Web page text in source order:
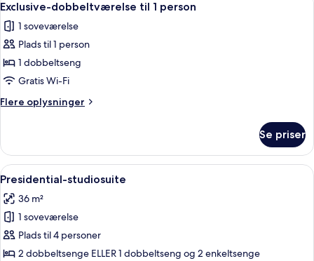
alle
billeder
af
Exclusive-
dobbeltværelse
til
1
6
Exclusive-dobbeltværelse til 1 person
1 soveværelse
Plads til 1 person
1 dobbeltseng
Gratis Wi-Fi
Flere oplysninger
Flere
dobbeltværelse
til
1
Se priser
Indlæs
alle
billeder
af
Presidential-
studiosuite
Et moderne soveværelse med en
6
Presidential-studiosuite
36 m²
1 soveværelse
Plads til 4 personer
2 dobbeltsenge ELLER 1 dobbeltseng og 2 enkeltsenge